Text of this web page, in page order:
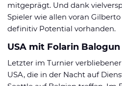
mitgeprägt. Und dank
Spieler wie allen voran
definitiv Potential vorhanden.
USA mit Folarin
Letzter im Turnier
USA, die in der Nacht auf